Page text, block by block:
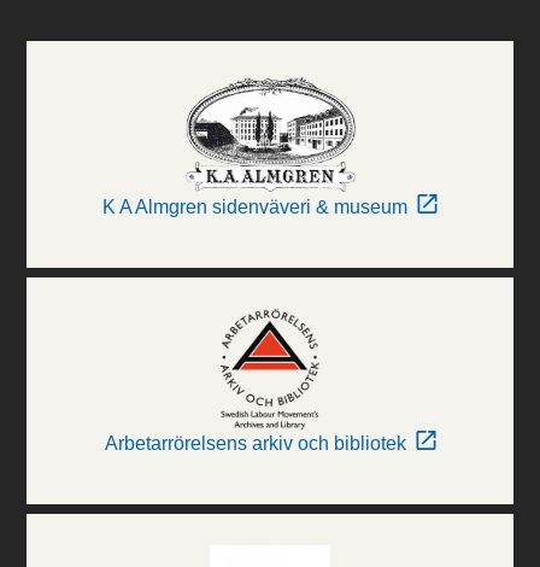
K A Almgren sidenväveri & museum
Arbetarrörelsens arkiv och bibliotek